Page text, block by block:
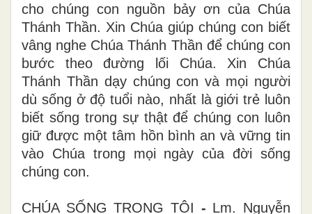
cho chúng con nguồn bảy ơn của Chúa
Thánh Thần. Xin Chúa giúp chúng con biết
vâng nghe Chúa Thánh Thần để chúng con
bước theo đường lối Chúa. Xin Chúa
Thánh Thần dạy chúng con và mọi người
dù sống ở độ tuổi nào, nhất là giới trẻ luôn
biết sống trong sự thật để chúng con luôn
giữ được một tâm hồn bình an và vững tin
vào Chúa trong mọi ngày của đời sống
chúng con.
CHÚA SỐNG TRONG TÔI - Lm. Nguyễn